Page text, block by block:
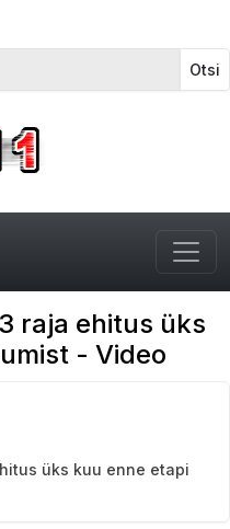
Otsi
raja ehitus üks
- Video
üks kuu enne etapi